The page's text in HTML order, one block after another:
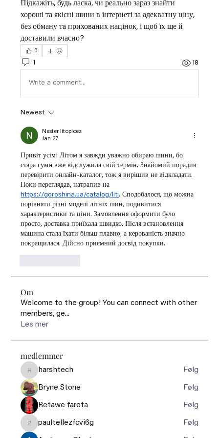
Підкажіть, будь ласка, чи реально зараз знайти
хороші та якісні шини в інтернеті за адекватну ціну,
без обману та прихованих націнок, і щоб їх ще й
доставили вчасно?
0
1 18
Write a comment...
Newest
Nester litopicez
Jan 27
Привіт усім! Літом я завжди уважно обираю шини, бо
стара гумa вже відслужила свій термін. Знайомий порадив
перевірити онлайн-каталог, тож я вирішив не відкладати.
https://goroshina.ua/catalog/liti. Сподобалося, що можна
порівняти різні моделі літніх шин, подивитися
характеристики та ціни. Замовлення оформити було
просто, доставка приїхала швидко. Після встановлення
машина стала їхати більш плавно, а керованість значно
покращилася. Дійсно приємний досвід покупки.
Om
Welcome to the group! You can connect with other
members, ge...
Les mer
medlemmer
harshtech
harshtech Følg
Bryne Stone Følg
Retawe fareta Følg
paultellezfcvi6g
paultellezfcvi6g Følg